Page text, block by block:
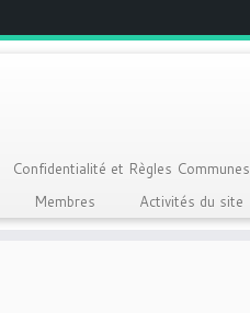
Confidentialité et Règles Communes
Membres Activités du site